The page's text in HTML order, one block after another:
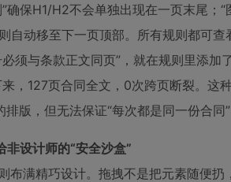
确保H1/H2不会单独出现在一页末尾；
自动移至下一页顶部。所有规则都可
须与条款正文同页”，就在规则里添加
来，127页合同全文，0次跨页断裂。
排版，但无法保证“每次都是同一份合同
设计师的“安全沙盒”
布满精巧设计。拖拽不是把元素随便